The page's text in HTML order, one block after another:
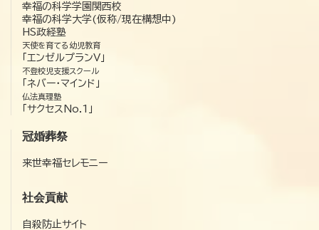
幸福の科学学園関西校
幸福の科学大学(仮称/現在構想中)
HS政経塾
天使を育てる幼児教育
「エンゼルプランV」
不登校児支援スクール
「ネバー・マインド」
仏法真理塾
「サクセスNo.1」
冠婚葬祭
来世幸福セレモニー
社会貢献
自殺防止サイト